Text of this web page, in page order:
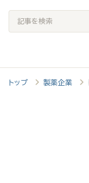
記
事
検
索
トップ 製薬企業